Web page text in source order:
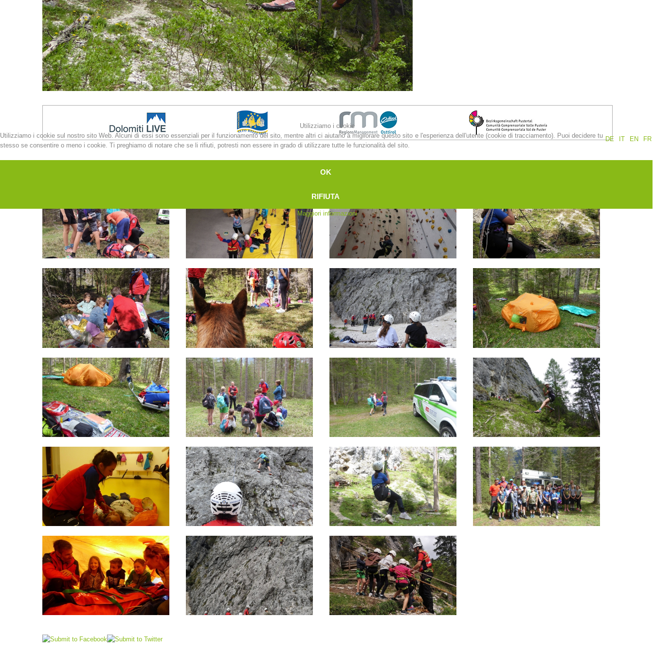
Utilizziamo i cookie
DE
IT EN FR
Utilizziamo i cookie sul nostro sito Web. Alcuni di essi sono essenziali per il funzionamento del sito, mentre altri ci aiutano a migliorare questo sito e l'esperienza dell'utente (cookie di tracciamento). Puoi decidere tu
stesso se consentire o meno i cookie. Ti preghiamo di notare che se li rifiuti, potresti non essere in grado di utilizzare tutte le funzionalità del sito.
OK
RIFIUTA
Maggiori informazioni